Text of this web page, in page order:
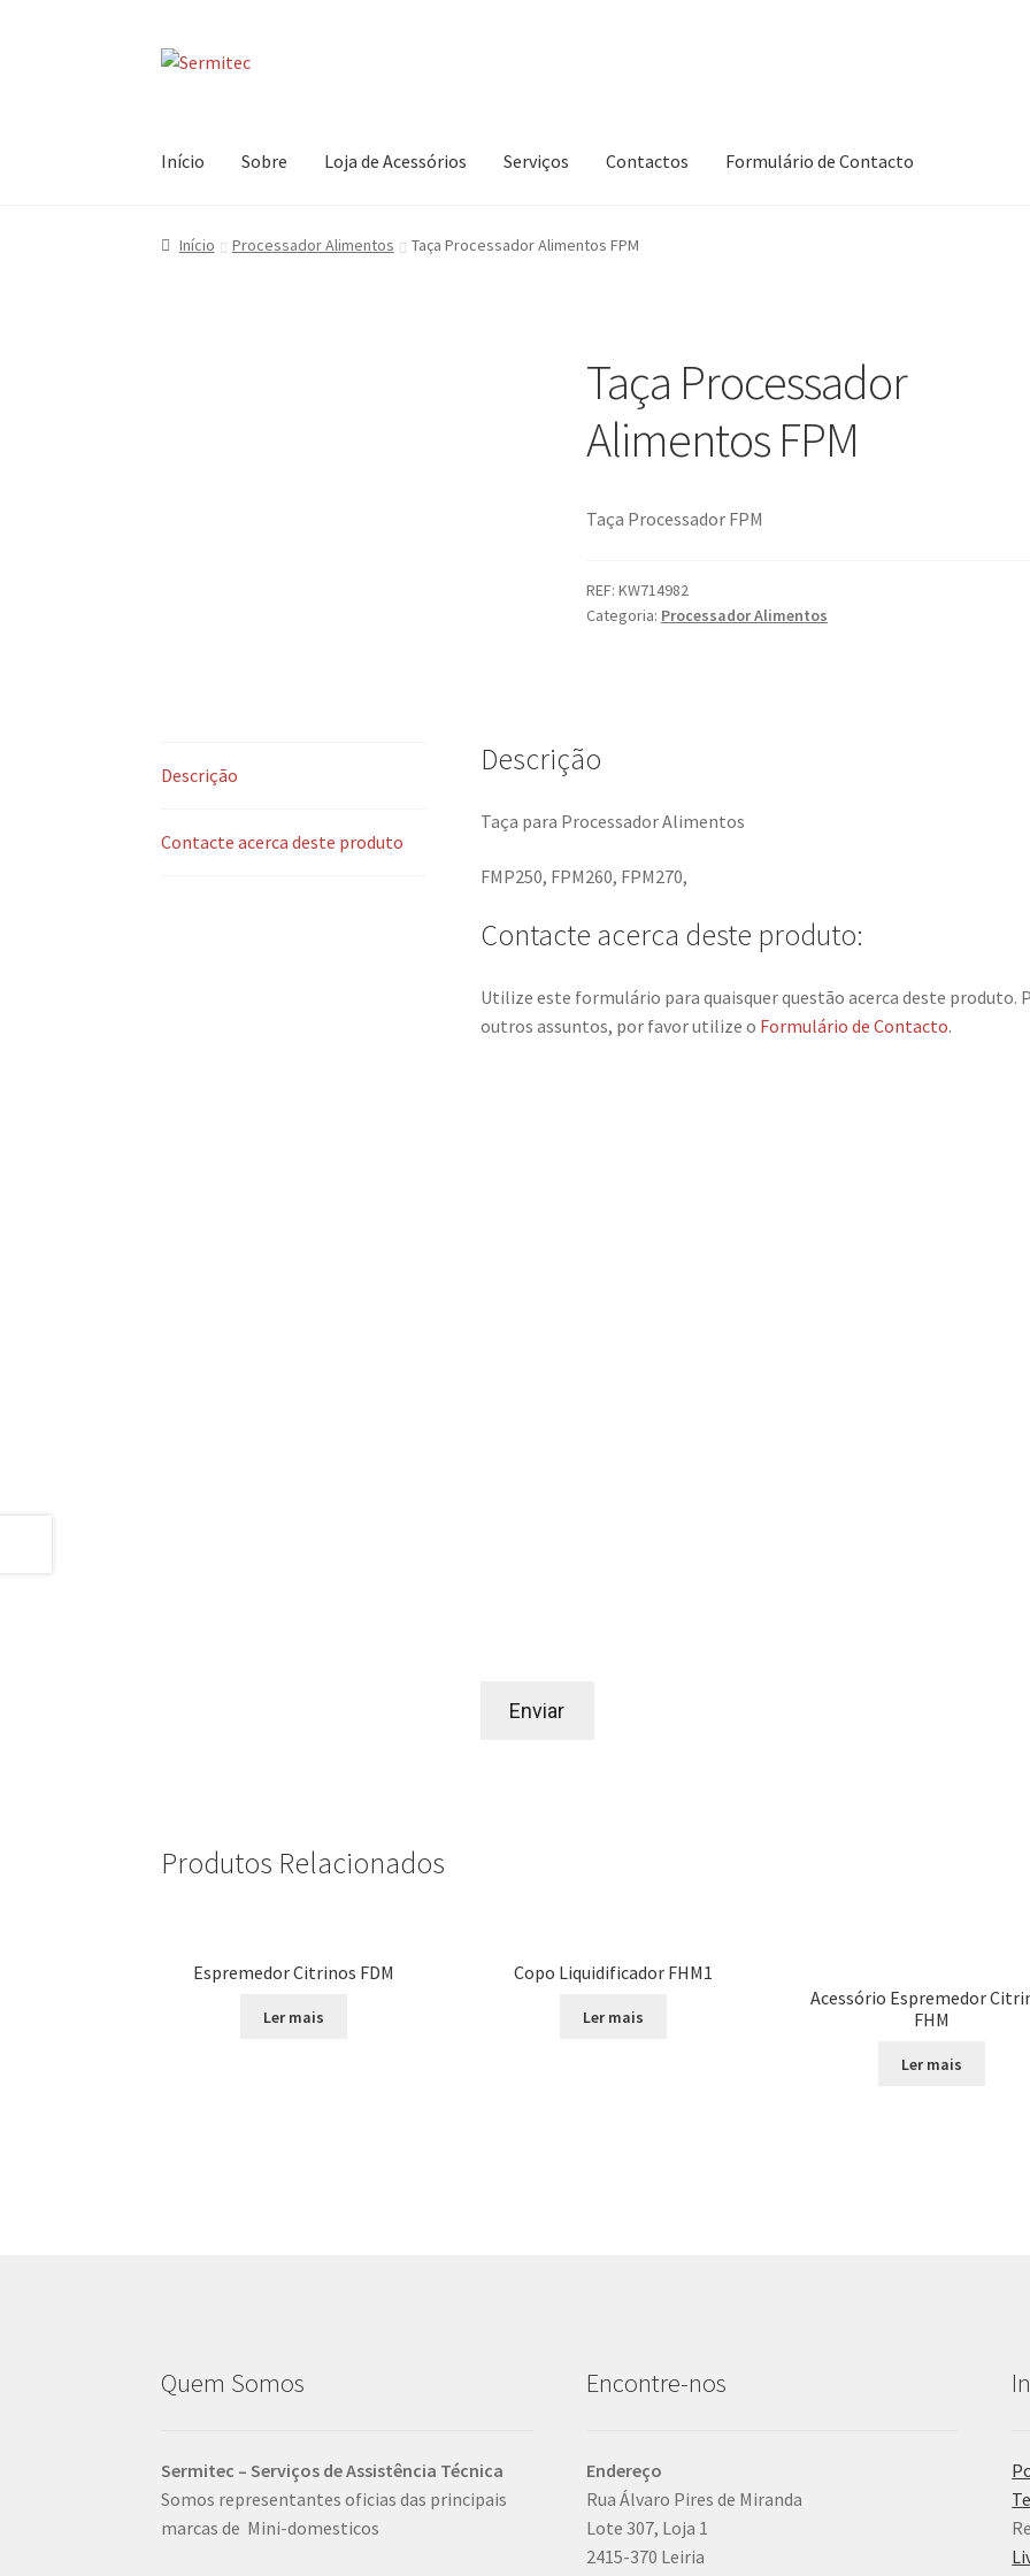
Ir
Saltar
Início Sobre Loja de Acessórios Serviços Contactos Formulário de Contacto
Início Processador Alimentos Taça Processador Alimentos FPM
Taça Processador
Alimentos FPM
Taça Processador FPM
REF:KW714982
Categoria: Processador Alimentos
Descrição
Contacte acerca deste produto
Descrição
Taça para Processador Alimentos
FMP250, FPM260, FPM270,
Contacte acerca deste produto:
Utilize este formulário para quaisquer questão acerca deste produto.
outros assuntos, por favor utilize o Formulário de Contacto.
Produtos Relacionados
Espremedor Citrinos FDM
Ler mais
Copo Liquidificador FHM1
Ler mais
Acessório Espremedor
FHM
Ler mais
Quem Somos
Sermitec – Serviços de Assistência Técnica
Somos representantes oficias das principais
marcas de Mini-domesticos
Encontre-nos
Endereço
Rua Álvaro Pires de Miranda
Lote 307, Loja 1
2415-370 Leiria